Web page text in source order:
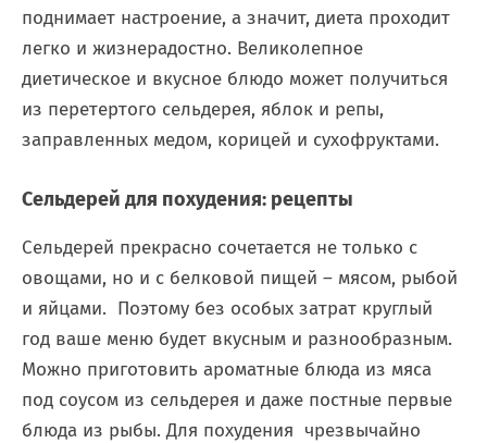
поднимает настроение, а значит, диета проходит
легко и жизнерадостно. Великолепное
диетическое и вкусное блюдо может получиться
из перетертого сельдерея, яблок и репы,
заправленных медом, корицей и сухофруктами.
Сельдерей для похудения: рецепты
Сельдерей прекрасно сочетается не только с
овощами, но и с белковой пищей – мясом, рыбой
и яйцами. Поэтому без особых затрат круглый
год ваше меню будет вкусным и разнообразным.
Можно приготовить ароматные блюда из мяса
под соусом из сельдерея и даже постные первые
блюда из рыбы. Для похудения чрезвычайно